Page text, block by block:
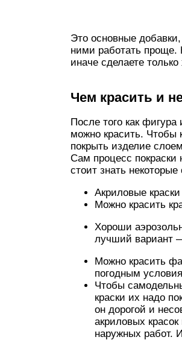
Это основные
ними работать
иначе сделаете только
Чем красить и
После того как
можно красить. Чтобы
покрыть изделие
Сам процесс
стоит знать некоторые
Акриловые
Можно красить
Хороши
лучший вариант
Можно красить
погодным
Чтобы
краски их надо
он дорогой и
акриловых
наружных работ.